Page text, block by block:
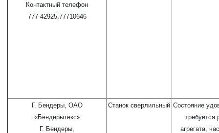
Контактный телефон
777-42925,77710646
Г. Бендеры, ОАО
«Бендерытекс»
Г. Бендеры,
Станок сверлильный Состояние
требуется
агрегата,